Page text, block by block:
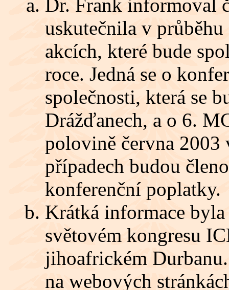
Dr. Frank informoval
uskutečnila v
akcích, které bude
roce. Jedná se o
společnosti, která se
Drážďanech, a o 6.
polovině června 2003
případech budou
konferenční poplatky.
Krátká informace
světovém kongresu
jihoafrickém
na webových